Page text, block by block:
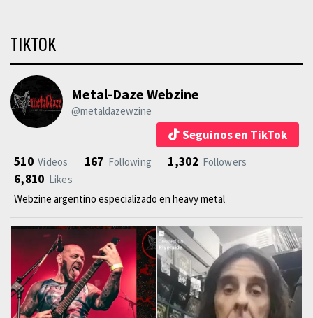
TIKTOK
Metal-Daze Webzine
@metaldazewzine
Seguinos en TikTok
510 Videos 167 Following 1,302 Followers
6,810 Likes
Webzine argentino especializado en heavy metal